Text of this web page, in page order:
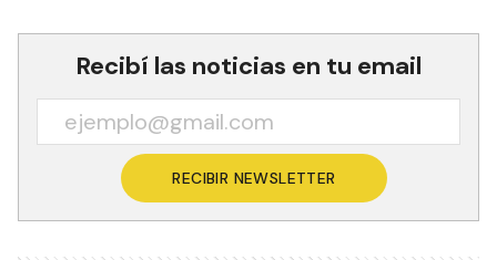
Recibí las noticias en tu email
RECIBIR NEWSLETTER